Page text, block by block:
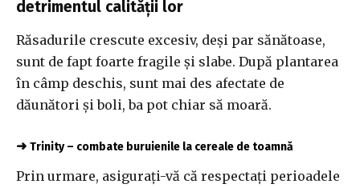
detrimentul calității lor
Răsadurile crescute excesiv, deși par sănătoase,
sunt de fapt foarte fragile și slabe. După plantarea
în câmp deschis, sunt mai des afectate de
dăunători și boli, ba pot chiar să moară.
➜ Trinity – combate buruienile la cereale de toamnă
Prin urmare, asigurați-vă că respectați perioadele